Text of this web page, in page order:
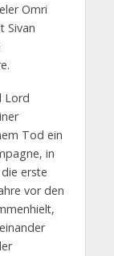
Omri
Sivan
Lord
Tod ein
in
erste
vor den